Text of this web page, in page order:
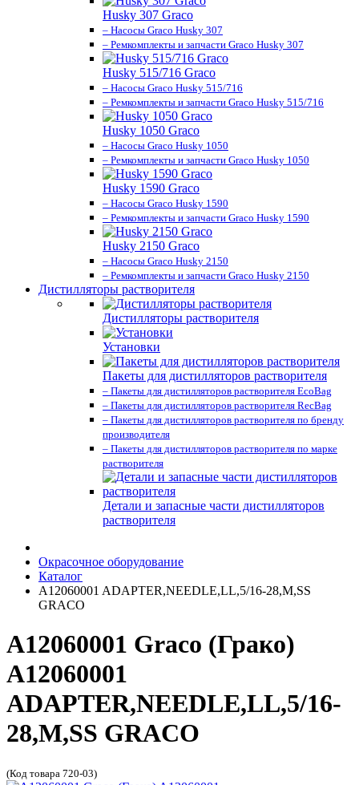
Husky 307 Graco
– Насосы Graco Husky 307
– Ремкомплекты и запчасти Graco Husky 307
Husky 515/716 Graco
– Насосы Graco Husky 515/716
– Ремкомплекты и запчасти Graco Husky 515/716
Husky 1050 Graco
– Насосы Graco Husky 1050
– Ремкомплекты и запчасти Graco Husky 1050
Husky 1590 Graco
– Насосы Graco Husky 1590
– Ремкомплекты и запчасти Graco Husky 1590
Husky 2150 Graco
– Насосы Graco Husky 2150
– Ремкомплекты и запчасти Graco Husky 2150
Дистилляторы растворителя
Дистилляторы растворителя
Установки
Пакеты для дистилляторов растворителя
– Пакеты для дистилляторов растворителя EcoBag
– Пакеты для дистилляторов растворителя RecBag
– Пакеты для дистилляторов растворителя по бренду
производителя
– Пакеты для дистилляторов растворителя по марке
растворителя
Детали и запасные части дистилляторов
растворителя
Окрасочное оборудование
Каталог
A12060001 ADAPTER,NEEDLE,LL,5/16-28,M,SS
GRACO
A12060001 Graco (Грако)
A12060001
ADAPTER,NEEDLE,LL,5/16-
28,M,SS GRACO
(Код товара 720-03)